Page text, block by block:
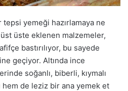
yemeği hazırlamaya ne
üste eklenen malzemeler,
bastırılıyor, bu sayede
geçiyor. Altında ince
soğanlı, biberli, kıymalı
hem de leziz bir ana yemek et